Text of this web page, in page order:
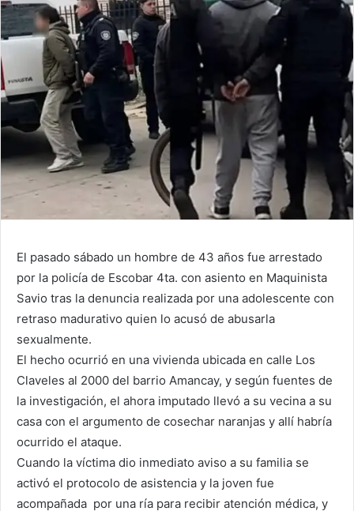
El pasado sábado un hombre de 43 años fue arrestado
por la policía de Escobar 4ta. con asiento en Maquinista
Savio tras la denuncia realizada por una adolescente con
retraso madurativo quien lo acusó de abusarla
sexualmente.
El hecho ocurrió en una vivienda ubicada en calle Los
Claveles al 2000 del barrio Amancay, y según fuentes de
la investigación, el ahora imputado llevó a su vecina a su
casa con el argumento de cosechar naranjas y allí habría
ocurrido el ataque.
Cuando la víctima dio inmediato aviso a su familia se
activó el protocolo de asistencia y la joven fue
acompañada por una ría para recibir atención médica, y